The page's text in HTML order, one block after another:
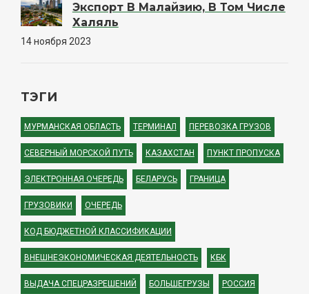
Экспорт В Малайзию, В Том Числе
Халяль
14 ноября 2023
ТЭГИ
МУРМАНСКАЯ ОБЛАСТЬ ТЕРМИНАЛ ПЕРЕВОЗКА ГРУЗОВ
СЕВЕРНЫЙ МОРСКОЙ ПУТЬ КАЗАХСТАН ПУНКТ ПРОПУСКА
ЭЛЕКТРОННАЯ ОЧЕРЕДЬ БЕЛАРУСЬ ГРАНИЦА
ГРУЗОВИКИ ОЧЕРЕДЬ
КОД БЮДЖЕТНОЙ КЛАССИФИКАЦИИ
ВНЕШНЕЭКОНОМИЧЕСКАЯ ДЕЯТЕЛЬНОСТЬ КБК
ВЫДАЧА СПЕЦРАЗРЕШЕНИЙ БОЛЬШЕГРУЗЫ РОССИЯ